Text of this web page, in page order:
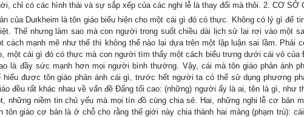
chỉ có các hình thái và sự sắp xếp của các nghi lễ là thay đổi mà thôi. 2. CƠ SỞ
của Durkheim là tôn giáo biểu hiện cho một cái gì đó có thực. Không có lý gì để
Thế nhưng làm sao mà con người trong suốt chiều dài lịch sử lại rơi vào một
cách mạnh mẽ như thế thì không thể nào lại dựa trên một lập luận sai lầm. Phải
một cái gì đó có thực mà con người tìm thấy một cách biểu trưng dưới cái vỏ
là đầy sức mạnh hơn mọi người bình thường. Vậy, cái mà tôn giáo phản ánh
hiểu được tôn giáo phản ánh cái gì, trước hết người ta có thể sử dụng phương
đều rất khác nhau về vấn đề Đấng tối cao: (những) người ấy là ai, tên là gì, như
những niềm tin chủ yếu mà mọi tín đồ cùng chia sẻ. Hai, những nghi lễ cơ bản
tôn giáo cơ bản là ở chỗ cho rằng thế giới này chia thành hai mảng (phạm trù):